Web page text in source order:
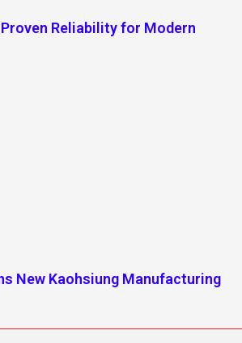
Proven Reliability for Modern
New Kaohsiung Manufacturing